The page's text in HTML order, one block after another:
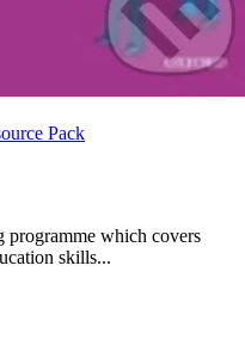
Pack
which covers
skills...